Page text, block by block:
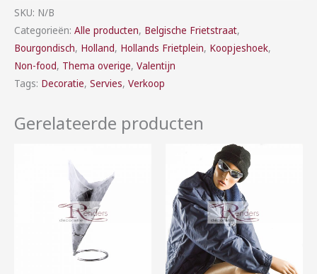
SKU: N/B
Categorieën: Alle producten, Belgische Frietstraat,
Bourgondisch, Holland, Hollands Frietplein, Koopjeshoek,
Non-food, Thema overige, Valentijn
Tags: Decoratie, Servies, Verkoop
Gerelateerde producten
€7,00